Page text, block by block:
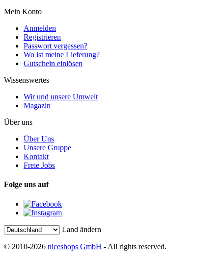
Mein Konto
Anmelden
Registrieren
Passwort vergessen?
Wo ist meine Lieferung?
Gutschein einlösen
Wissenswertes
Wir und unsere Umwelt
Magazin
Über uns
Über Uns
Unsere Gruppe
Kontakt
Freie Jobs
Folge uns auf
Land ändern
© 2010-2026 niceshops GmbH - All rights reserved.